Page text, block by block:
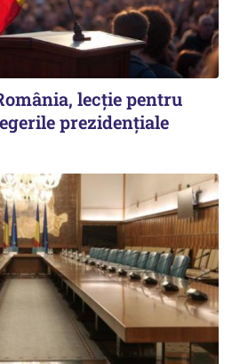
lecție pentru
prezidențiale